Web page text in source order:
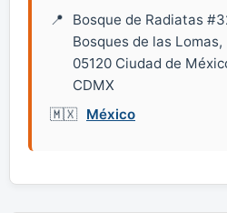
Bosque de Radiatas
Bosques de las Lomas,
05120 Ciudad de
CDMX
México